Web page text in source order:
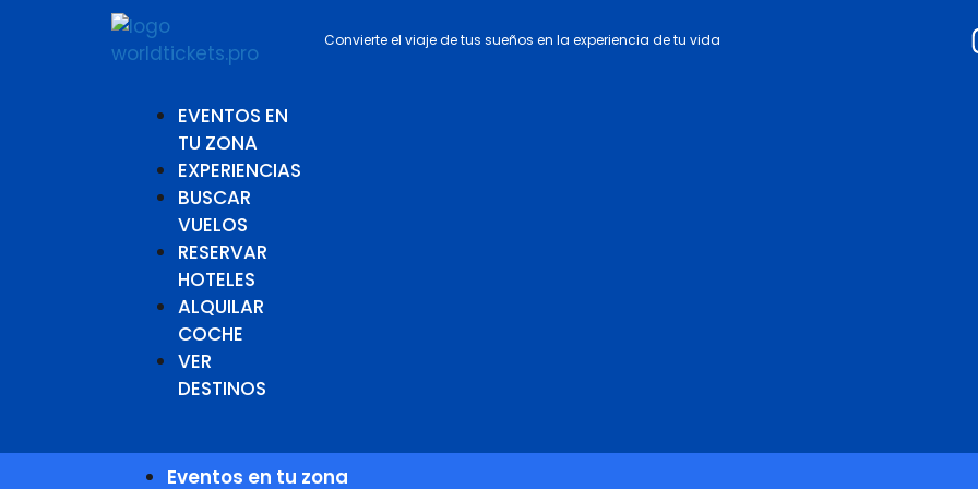
Convierte el viaje de tus sueños en la experiencia de tu vida
EVENTOS EN
TU ZONA
EXPERIENCIAS
BUSCAR
VUELOS
RESERVAR
HOTELES
ALQUILAR
COCHE
VER
DESTINOS
Eventos en tu zona